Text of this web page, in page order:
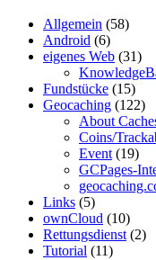
Allgemein (58)
Android (6)
eigenes Web (31)
Fundstücke (15)
Geocaching (122)
About
Coins/
Event(19)
GCPages-
Links (5)
ownCloud (10)
Rettungsdienst(2)
Tutorial (11)